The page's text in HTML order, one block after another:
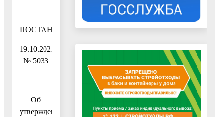
ПОСТАНОВЛЕНИЕ
19.10.2021
№ 5033
Об
утверждении